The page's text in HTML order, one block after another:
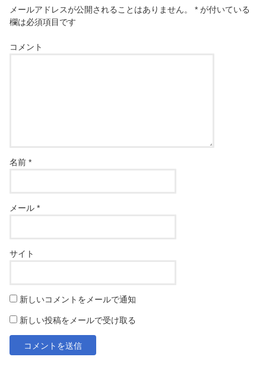
メールアドレスが公開されることはありません。 * が付いている
欄は必須項目です
コメント
名前*
メール*
サイト
新しいコメントをメールで通知
新しい投稿をメールで受け取る